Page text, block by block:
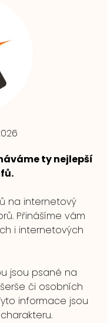
ty nejlepší
na internetový
Přinášíme vám
i internetových
jsou psané na
či osobních
informace jsou